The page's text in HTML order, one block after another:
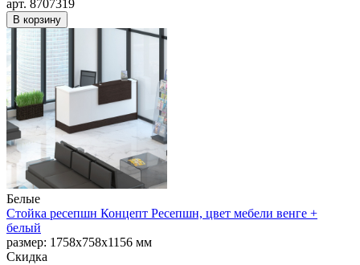
арт. 8707319
В корзину
Белые
Стойка ресепшн Концепт Ресепшн, цвет мебели венге +
белый
размер: 1758х758х1156 мм
Скидка